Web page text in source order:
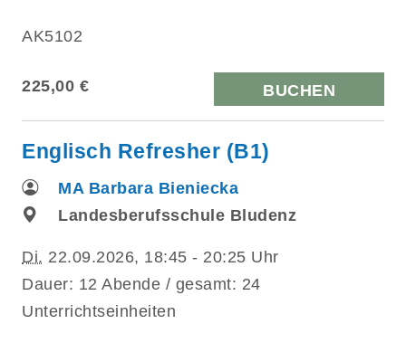
AK5102
225,00 € BUCHEN
Englisch Refresher (B1)
MA Barbara Bieniecka
Landesberufsschule Bludenz
Di. 22.09.2026, 18:45 - 20:25 Uhr
Dauer: 12 Abende / gesamt: 24
Unterrichtseinheiten